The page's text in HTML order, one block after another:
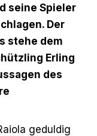
seine Spieler
Der
stehe dem
Erling
des
geduldig